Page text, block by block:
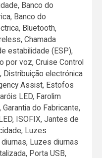
Banco do
Banco do
Bluetooth,
Chamada
estabilidade (ESP),
por voz, Cruise Control
Distribuição electrónica
Assist, Estofos
LED, Farolim
do Fabricante,
ISOFIX, Jantes de
Luzes
Luzes diurnas
Porta USB,